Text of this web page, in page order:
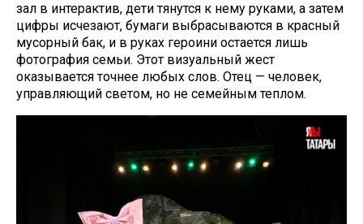
зал в интерактив, дети тянутся к нему руками, а затем
цифры исчезают, бумаги выбрасываются в красный
мусорный бак, и в руках героини остается лишь
фотография семьи. Этот визуальный жест
оказывается точнее любых слов. Отец — человек,
управляющий светом, но не семейным теплом.